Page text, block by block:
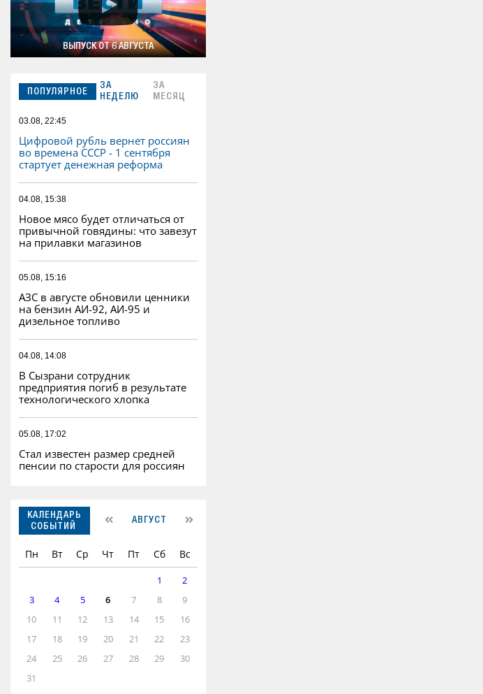
ВЫПУСК ОТ 6 АВГУСТА
ПОПУЛЯРНОЕ
ЗА
НЕДЕЛЮ
ЗА
МЕСЯЦ
03.08, 22:45
Цифровой рубль вернет россиян
во времена СССР - 1 сентября
стартует денежная реформа
04.08, 15:38
Новое мясо будет отличаться от
привычной говядины: что завезут
на прилавки магазинов
05.08, 15:16
АЗС в августе обновили ценники
на бензин АИ-92, АИ-95 и
дизельное топливо
04.08, 14:08
В Сызрани сотрудник
предприятия погиб в результате
технологического хлопка
05.08, 17:02
Стал известен размер средней
пенсии по старости для россиян
КАЛЕНДАРЬ
СОБЫТИЙ
АВГУСТ
Пн Вт Ср Чт Пт Сб Вс
1
2
3
4 5 6 7 8
9
10
11 12 13 14 15
16
17
18 19 20 21 22
23
24
25 26 27 28 29
30
31